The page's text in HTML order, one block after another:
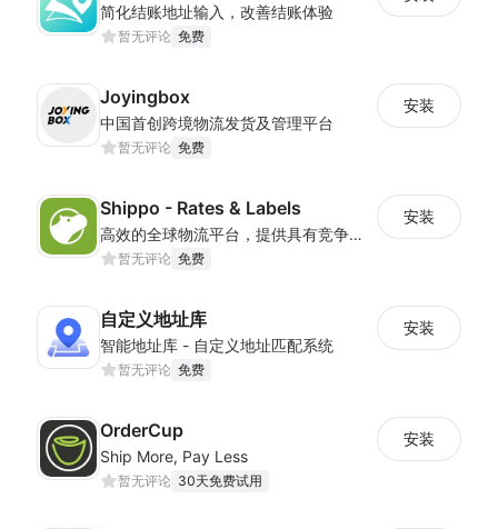
简化结账地址输入，改善结账体验
暂无评论 免费
Joyingbox
中国首创跨境物流发货及管理平台
暂无评论 免费
安装
Shippo - Rates & Labels
高效的全球物流平台，提供具有竞争力的运输解决方案
暂无评论 免费
安装
自定义地址库
智能地址库 - 自定义地址匹配系统
暂无评论 免费
安装
OrderCup
Ship More, Pay Less
暂无评论 30天免费试用
安装